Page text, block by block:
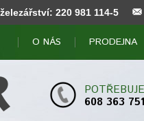
220 981 114-5
O NÁS PRODEJNA
608 363 751